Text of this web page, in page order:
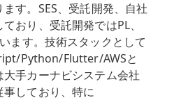
す。SES、受託開発、⾃社
おり、受託開発ではPL、
ます。技術スタックとして
Python/Flutter/AWSと
⼿カーナビシステム会社
しており、特に